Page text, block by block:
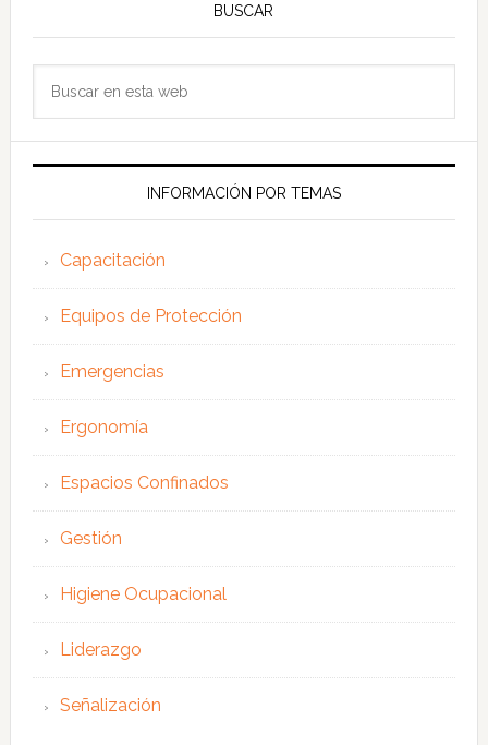
BUSCAR
web
INFORMACIÓN POR TEMAS
Capacitación
Equipos de Protección
Emergencias
Ergonomía
Espacios Confinados
Gestión
Higiene Ocupacional
Liderazgo
Señalización